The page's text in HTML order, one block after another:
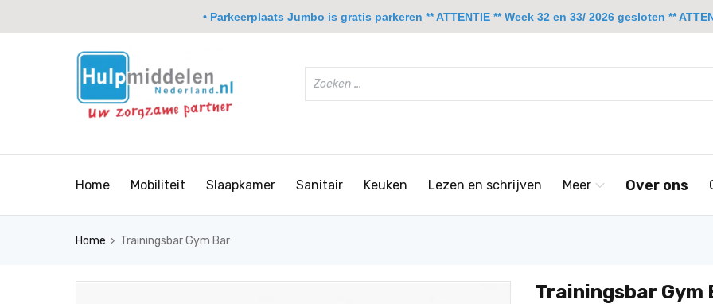
Home Mobiliteit Slaapkamer Sanitair Keuken Lezen en schrijven Meer Over ons
Home › Trainingsbar Gym Bar
Trainingsbar Gym
• Parkeerplaats Jumbo is gratis parkeren ** ATTENTIE ** Week 32 en 33/ 2026 gesloten **